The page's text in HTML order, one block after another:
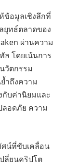
ข้อมูลเชิงลึกที่
ยุทธ์ตลาดของ
ผ่านความ
ล โดยเน้นการ
วัตกรรม
ำถึงความ
บค่านิยมและ
ลอดภัย ความ
น์ที่ขับเคลื่อน
ลี่ยนคริปโต